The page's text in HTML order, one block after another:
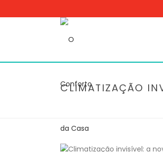
CLIMATIZAÇÃO